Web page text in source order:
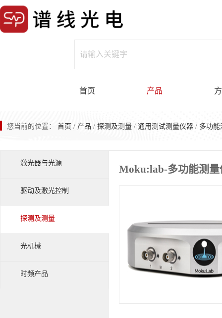
首页 产品
您当前的位置： 首页 / 产品 / 探测及测量 / 通用测试测量仪器 / 多功能
激光器与光源
驱动及激光控制
探测及测量
光机械
时频产品
Moku:lab-多功能测量